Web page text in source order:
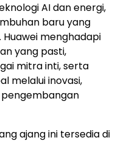
AI dan energi,
baru yang
menghadapi
yang pasti,
mitra inti, serta
melalui inovasi,
ajang ini tersedia di